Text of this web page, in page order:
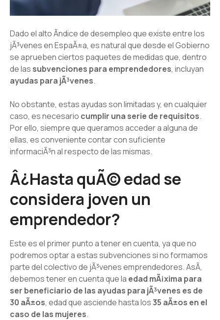
Dado el alto Ã­ndice de desempleo que existe entre los
jÃ³venes en EspaÃ±a, es natural que desde el Gobierno
se aprueben ciertos paquetes de medidas que, dentro
de las subvenciones para emprendedores, incluyan
ayudas para jÃ³venes.
No obstante, estas ayudas son limitadas y, en cualquier
caso, es necesario cumplir una serie de requisitos.
Por ello, siempre que queramos acceder a alguna de
ellas, es conveniente contar con suficiente
informaciÃ³n al respecto de las mismas.
Â¿Hasta quÃ© edad se
considera joven un
emprendedor?
Este es el primer punto a tener en cuenta, ya que no
podremos optar a estas subvenciones si no formamos
parte del colectivo de jÃ³venes emprendedores. AsÃ­,
debemos tener en cuenta que la edad mÃ¡xima para
ser beneficiario de las ayudas para jÃ³venes es de
30 aÃ±os, edad que asciende hasta los35 aÃ±os en el
caso de las mujeres.